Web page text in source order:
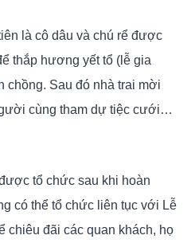
là cô dâu và chú rể được
thắp hương yết tổ (lễ gia
chồng. Sau đó nhà trai mời
cùng tham dự tiệc cưới…
tổ chức sau khi hoàn
có thể tổ chức liên tục với Lễ
chiêu đãi các quan khách, họ